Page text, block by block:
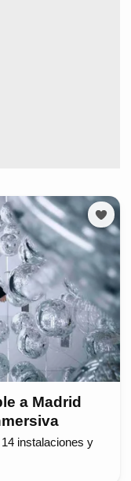
a Madrid
instalaciones y